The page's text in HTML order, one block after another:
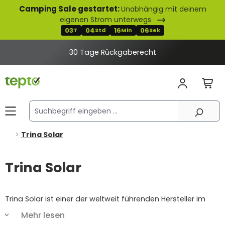
springen
Camping Sale gestartet:Unabhängig mit deinem
eigenen Strom unterwegs
03T 04Std 16Min 05Sek
30 Tage Rückgaberecht
Trina Solar
Trina Solar
Trina Solar ist einer der weltweit führenden Hersteller im
Bereich der Solarenergie und gilt als Mittelpunkt für
technologische Innovation, Effizienz und Nachhaltigkeit.
Mehr lesen